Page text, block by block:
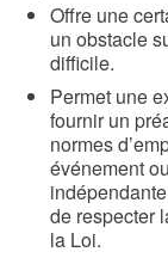
Offre une
un obstacle
difficile.
Permet une
fournir un
normes
événement
de respecter
la Loi.